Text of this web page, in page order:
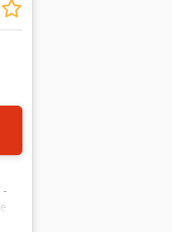
-